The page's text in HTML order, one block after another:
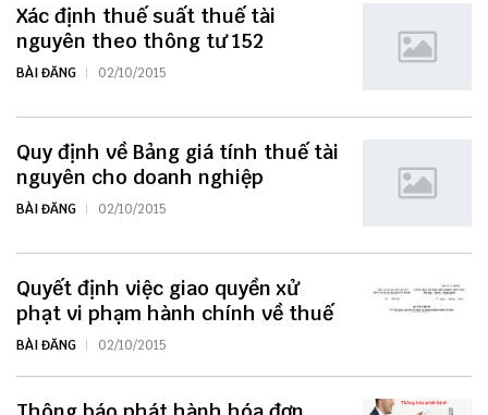
Xác định thuế suất thuế tài
nguyên theo thông tư 152
BÀI ĐĂNG 02/10/2015
Quy định về Bảng giá tính thuế tài
nguyên cho doanh nghiệp
BÀI ĐĂNG 02/10/2015
Quyết định việc giao quyền xử
phạt vi phạm hành chính về thuế
BÀI ĐĂNG 02/10/2015